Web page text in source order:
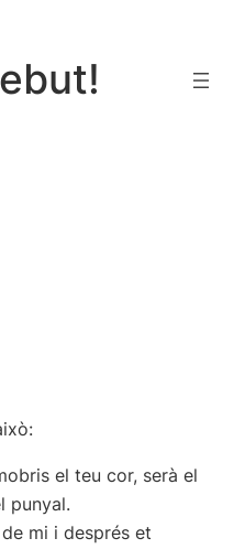
el teu cor, serà el
punyal.
de mi i després et